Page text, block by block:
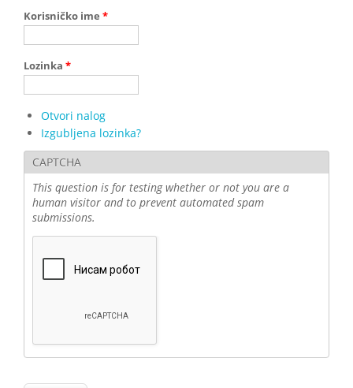
Korisničko ime *
Lozinka *
Otvori nalog
Izgubljena lozinka?
CAPTCHA
This question is for testing whether or not you are a
human visitor and to prevent automated spam
submissions.